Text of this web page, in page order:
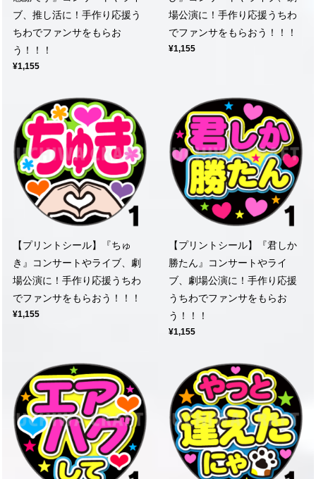
ブ、推し活に！手作り応援う
ちわでファンサをもらお
う！！！
¥1,155
場公演に！手作り応援うちわ
でファンサをもらおう！！！
¥1,155
【プリントシール】『ちゅ
き』コンサートやライブ、劇
場公演に！手作り応援うちわ
でファンサをもらおう！！！
¥1,155
【プリントシール】『君しか
勝たん』コンサートやライ
ブ、劇場公演に！手作り応援
うちわでファンサをもらお
う！！！
¥1,155